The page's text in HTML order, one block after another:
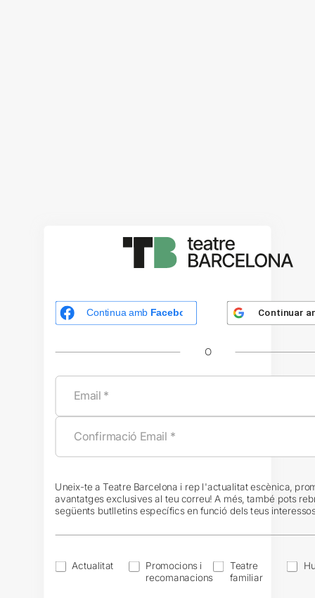
Continua amb Facebook Continuar
O
Uneix-te a Teatre Barcelona i rep l'actualitat escènica,
avantatges exclusives al teu correu! A més, també pots
següents butlletins específics en funció dels teus
Actualitat
Promocions i
recomanacions
Teatre
familiar